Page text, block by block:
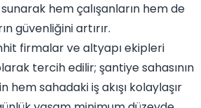
hem çalışanların hem de
güvenliğini artırır.
firmalar ve altyapı ekipleri
tercih edilir; şantiye sahasının
hem sahadaki iş akışı kolaylaşır